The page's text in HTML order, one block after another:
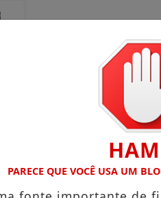
PARECE QUE VOCÊ USA UM